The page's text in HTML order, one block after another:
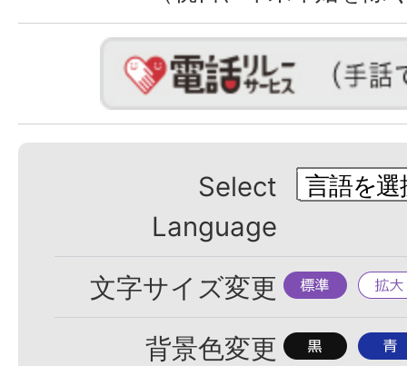
Select
Language
文字サイズ変更 標
準
拡
大
背景色変更 背
背